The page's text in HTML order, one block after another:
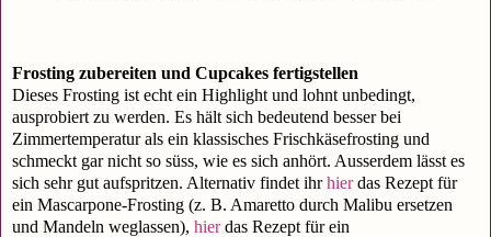
Frosting zubereiten und Cupcakes fertigstellen
Dieses Frosting ist echt ein Highlight und lohnt unbedingt,
ausprobiert zu werden. Es hält sich bedeutend besser bei
Zimmertemperatur als ein klassisches Frischkäsefrosting und
schmeckt gar nicht so süss, wie es sich anhört. Ausserdem lässt es
sich sehr gut aufspritzen. Alternativ findet ihrhier das Rezept für
ein Mascarpone-Frosting (z. B. Amaretto durch Malibu ersetzen
und Mandeln weglassen), hierdas Rezept für ein